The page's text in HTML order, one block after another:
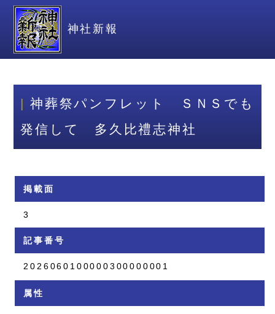
神社新報
神葬祭パンフレット ＳＮＳでも
発信して 多久比禮志神社
掲載面
3
記事番号
2026060100000300000001
属性